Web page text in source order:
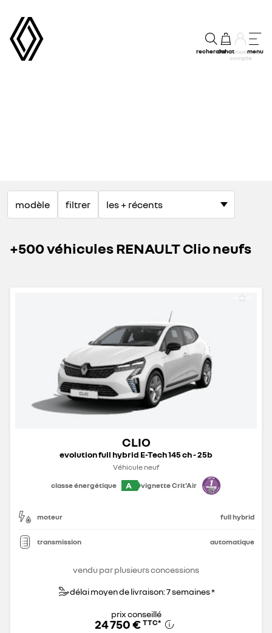
rechercheachatmon
compte
menu
modèle filtrer
+500 véhicules RENAULT Clio neufs
CLIO
evolution full hybrid E-Tech 145 ch - 25b
Véhicule neuf
classe énergétique
A vignette Crit'Air
moteur full hybrid
transmission automatique
vendu par plusieurs concessions
délai moyen de livraison: 7 semaines *
prix conseillé
24 750 € TTC*